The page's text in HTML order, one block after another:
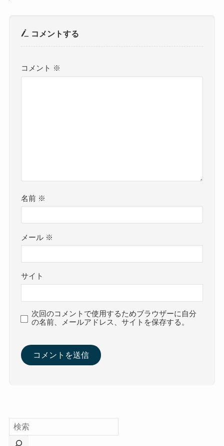
コメントする
コメント ※
名前 ※
メール ※
サイト
次回のコメントで使用するためブラウザーに自分
の名前、メールアドレス、サイトを保存する。